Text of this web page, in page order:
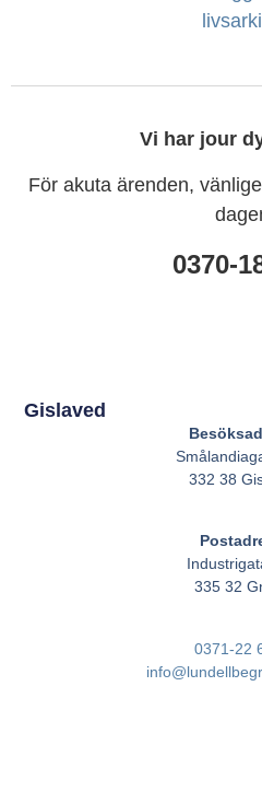
Vi har jour
För akuta ärenden,
0370-
Gislaved
332 38
335 32
0371-22